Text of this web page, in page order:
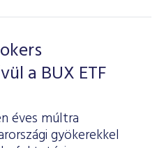
a BUX ETF
éves múltra
gyökerekkel